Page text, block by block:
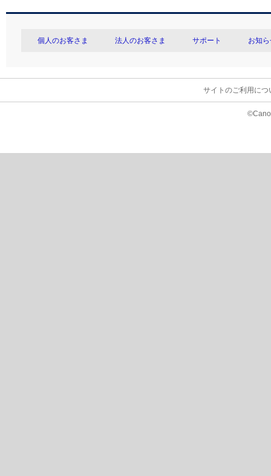
個人のお客さま 法人のお客さま サポート お知
サイトのご利用につ